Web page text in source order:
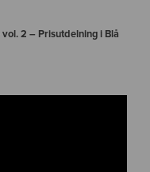
2 – Prisutdelning i Blå